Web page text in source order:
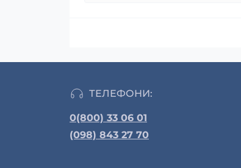
ТЕЛЕФОНИ:
0(800) 33 06 01
(098) 843 27 70